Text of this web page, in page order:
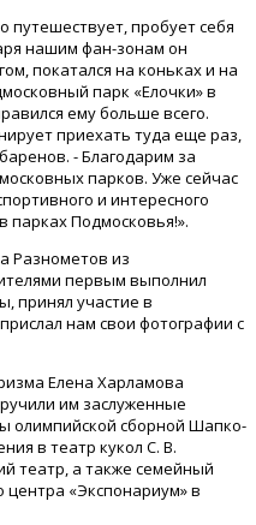
путешествует, пробует себя
нашим фан-зонам он
покатался на коньках и на
парк «Елочки» в
ему больше всего.
приехать туда еще раз,
- Благодарим за
парков. Уже сейчас
и интересного
парках Подмосковья!».
Разнометов из
первым выполнил
принял участие в
нам свои фотографии с
Елена Харламова
им заслуженные
олимпийской сборной Шапко-
в театр кукол С. В.
театр, а также семейный
центра «Экспонариум» в